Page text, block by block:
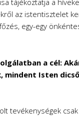
tájékoztatja a
az istentisztelet
egy-egy
a cél:
mindent Isten
tevékenységek